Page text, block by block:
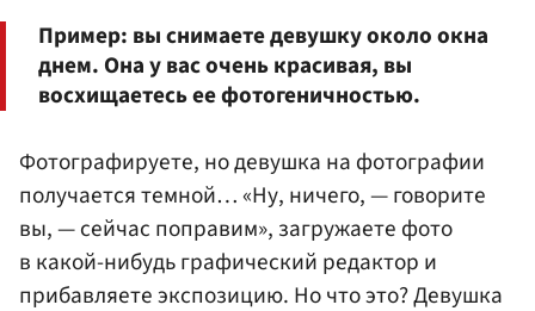
Пример: вы снимаете девушку около окна
днем. Она у вас очень красивая, вы
восхищаетесь ее фотогеничностью.
Фотографируете, но девушка на фотографии
получается темной… «Ну, ничего, — говорите
вы, — сейчас поправим», загружаете фото
в какой-нибудь графический редактор и
прибавляете экспозицию. Но что это? Девушка